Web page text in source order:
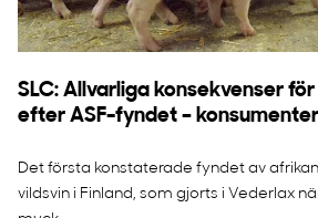
SLC: Allvarliga konsekvenser
efter ASF-fyndet –
Det första konstaterade fyndet av
vildsvin i Finland, som gjorts i Vederlax